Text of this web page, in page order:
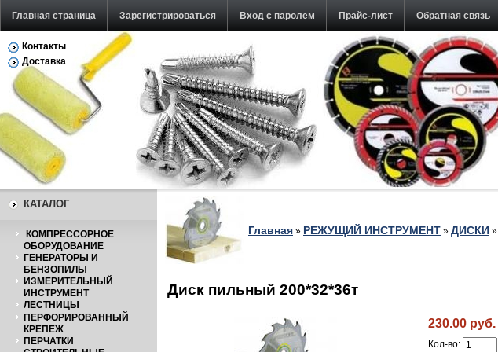
Главная страница Зарегистрироваться Вход с паролем Прайс-лист Обратная связь
Контакты
Доставка
КАТАЛОГ
КОМПРЕССОРНОЕ
ОБОРУДОВАНИЕ
ГЕНЕРАТОРЫ И
БЕНЗОПИЛЫ
ИЗМЕРИТЕЛЬНЫЙ
ИНСТРУМЕНТ
ЛЕСТНИЦЫ
ПЕРФОРИРОВАННЫЙ
КРЕПЕЖ
ПЕРЧАТКИ
Главная » РЕЖУЩИЙ ИНСТРУМЕНТ » ДИСКИ »
Диск пильный 200*32*36т
230.00 руб.
Кол-во: